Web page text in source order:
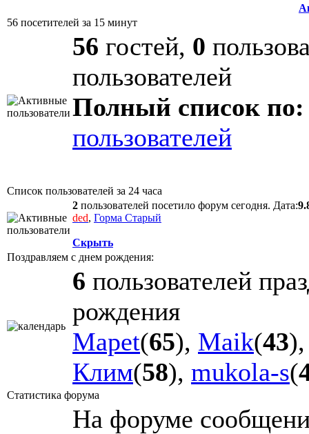
56 посетителей за 15 минут
56 гостей, 0
пользователей
Полный список по:
пользователей
Список пользователей за 24 часа
2 пользователей посетило форум сегодня. Дата:
ded, Горма Старый
Скрыть
Поздравляем с днем рождения:
6 пользователей
рождения
Mapet(65), Maik(43
Клим(58), mukola-s(
Статистика форума
На форуме